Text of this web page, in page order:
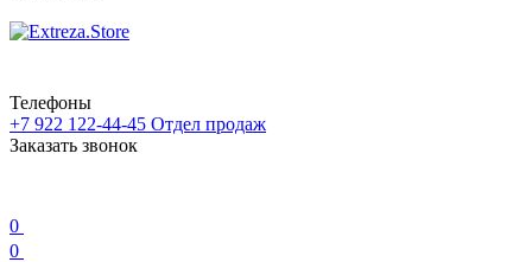
Телефоны
+7 922 122-44-45 Отдел продаж
Заказать звонок
0
0